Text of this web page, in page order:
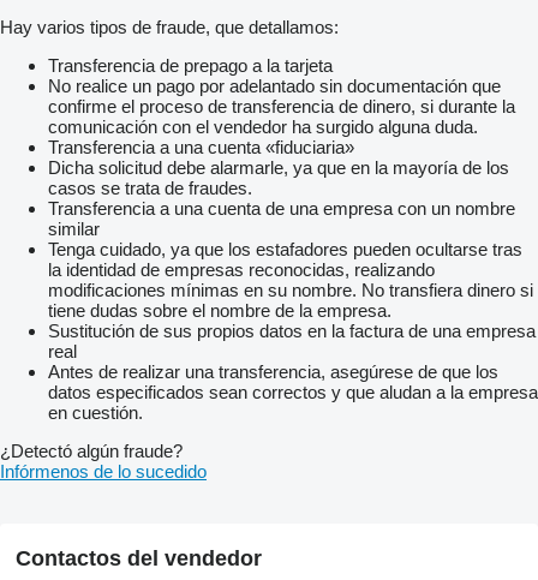
Hay varios tipos de fraude, que detallamos:
Transferencia de prepago a la tarjeta
No realice un pago por adelantado sin documentación que
confirme el proceso de transferencia de dinero, si durante la
comunicación con el vendedor ha surgido alguna duda.
Transferencia a una cuenta «fiduciaria»
Dicha solicitud debe alarmarle, ya que en la mayoría de los
casos se trata de fraudes.
Transferencia a una cuenta de una empresa con un nombre
similar
Tenga cuidado, ya que los estafadores pueden ocultarse tras
la identidad de empresas reconocidas, realizando
modificaciones mínimas en su nombre. No transfiera dinero si
tiene dudas sobre el nombre de la empresa.
Sustitución de sus propios datos en la factura de una empresa
real
Antes de realizar una transferencia, asegúrese de que los
datos especificados sean correctos y que aludan a la empresa
en cuestión.
¿Detectó algún fraude?
Infórmenos de lo sucedido
Contactos del vendedor